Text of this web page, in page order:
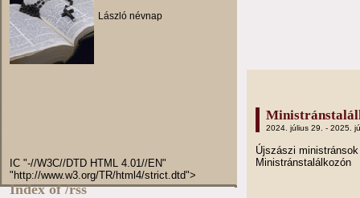
László névnap
IC "-//W3C//DTD HTML 4.01//EN"
"http://www.w3.org/TR/html4/strict.dtd">
Index of /rss
2024. július 29. - 2025.
Újszászi
Ministránstalálkozón